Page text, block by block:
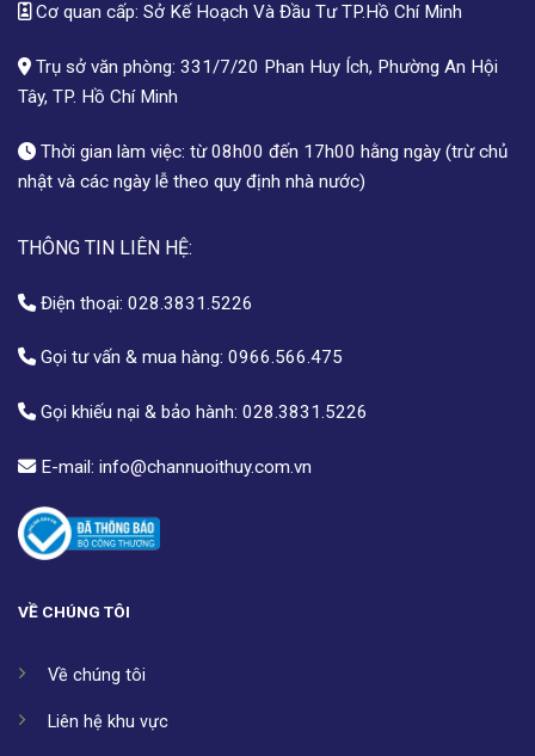
Cơ quan cấp: Sở Kế Hoạch Và Đầu Tư TP.Hồ Chí Minh
Trụ sở văn phòng: 331/7/20 Phan Huy Ích, Phường An Hội
Tây, TP. Hồ Chí Minh
Thời gian làm việc: từ 08h00 đến 17h00 hằng ngày (trừ chủ
nhật và các ngày lễ theo quy định nhà nước)
THÔNG TIN LIÊN HỆ:
Điện thoại: 028.3831.5226
Gọi tư vấn & mua hàng: 0966.566.475
Gọi khiếu nại & bảo hành: 028.3831.5226
E-mail: info@channuoithuy.com.vn
VỀ CHÚNG TÔI
Về chúng tôi
Liên hệ khu vực